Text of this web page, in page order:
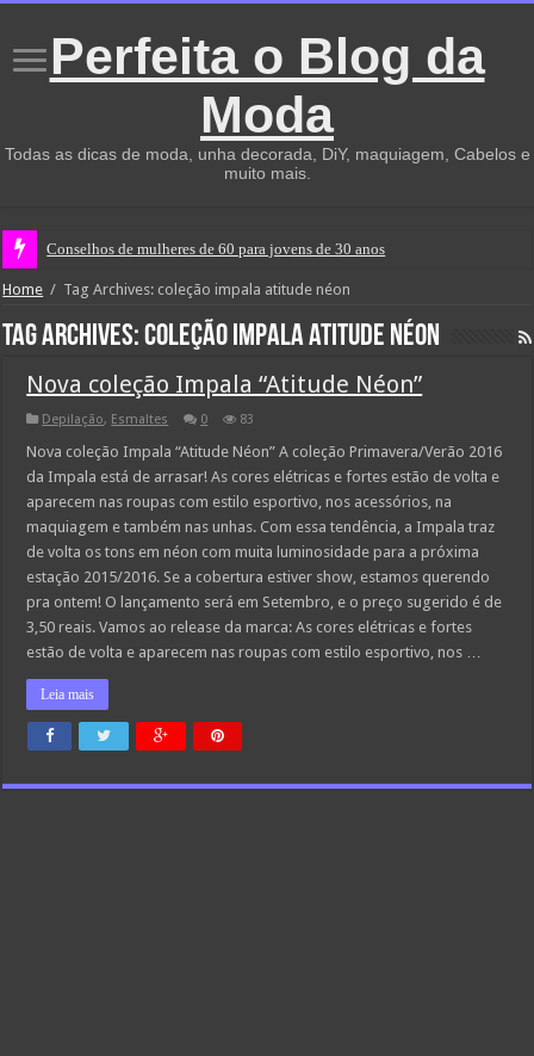
Perfeita o Blog da
Moda
Todas as dicas de moda, unha decorada, DiY, maquiagem, Cabelos e
muito mais.
Conselhos de mulheres de 60 para jovens de 30 anos
Home / Tag Archives: coleção impala atitude néon
Tag Archives:coleção impala atitude néon
Nova coleção Impala “Atitude Néon”
Depilação, Esmaltes 0 83
Nova coleção Impala “Atitude Néon” A coleção Primavera/Verão 2016
da Impala está de arrasar! As cores elétricas e fortes estão de volta e
aparecem nas roupas com estilo esportivo, nos acessórios, na
maquiagem e também nas unhas. Com essa tendência, a Impala traz
de volta os tons em néon com muita luminosidade para a próxima
estação 2015/2016. Se a cobertura estiver show, estamos querendo
pra ontem! O lançamento será em Setembro, e o preço sugerido é de
3,50 reais. Vamos ao release da marca: As cores elétricas e fortes
estão de volta e aparecem nas roupas com estilo esportivo, nos …
Leia mais